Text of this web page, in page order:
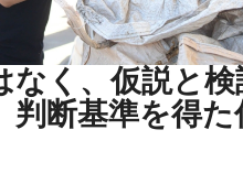
なく、仮説と検
判断基準を得た